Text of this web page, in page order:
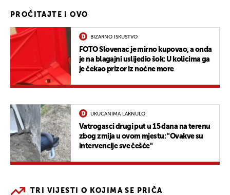
PROČITAJTE I OVO
BIZARNO ISKUSTVO
FOTO Slovenac je mirno kupovao, a onda
je na blagajni uslijedio šok: U kolicima ga
je čekao prizor iz noćne more
UKUĆANIMA LAKNULO
Vatrogasci drugi put u 15 dana na terenu
zbog zmija u ovom mjestu: "Ovakve su
intervencije sve češće"
TRI VIJESTI O KOJIMA SE PRIČA